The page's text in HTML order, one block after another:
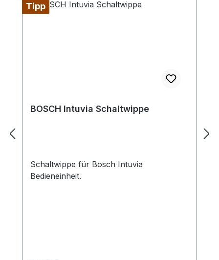
Tipp
BOSCH Intuvia Schaltwippe
Schaltwippe für Bosch Intuvia
Bedieneinheit.